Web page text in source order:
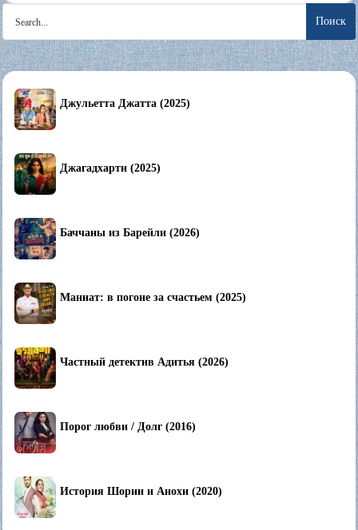
for:
Джульетта Джатта (2025)
Джагадхарти (2025)
Баччаны из Барейли (2026)
Маннат: в погоне за счастьем (2025)
Частный детектив Адитья (2026)
Порог любви / Долг (2016)
История Шории и Анохи (2020)